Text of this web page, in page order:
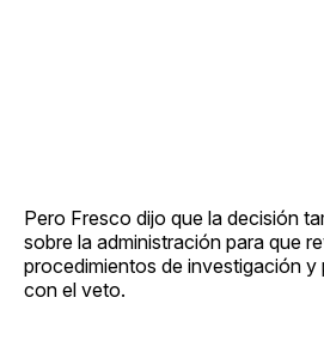
Pero Fresco dijo que la decisión
sobre la administración para que
procedimientos de investigación y
con el veto.